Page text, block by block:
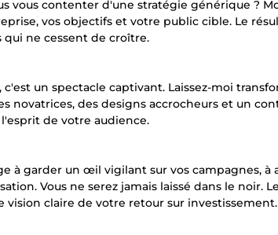
vous contenter d'une stratégie générique ?
vos objectifs et votre public cible. Le
qui ne cessent de croître.
un spectacle captivant. Laissez-moi
novatrices, des designs accrocheurs et un
de votre audience.
à garder un œil vigilant sur vos campagnes, à
Vous ne serez jamais laissé dans le noir.
claire de votre retour sur investissement.